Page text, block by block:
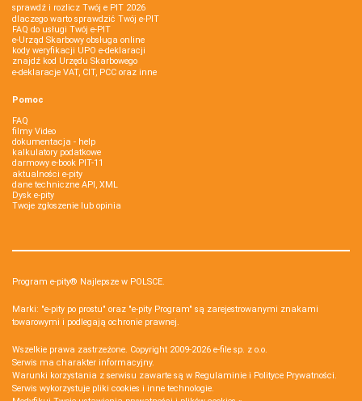
sprawdź i rozlicz Twój e PIT 2026
dlaczego warto sprawdzić Twój e-PIT
FAQ do usługi Twój e-PIT
e-Urząd Skarbowy obsługa online
kody weryfikacji UPO e-deklaracji
znajdź kod Urzędu Skarbowego
e-deklaracje VAT, CIT, PCC oraz inne
Pomoc
FAQ
filmy Video
dokumentacja - help
kalkulatory podatkowe
darmowy e-book PIT-11
aktualności e-pity
dane techniczne API, XML
Dysk e-pity
Twoje zgłoszenie lub opinia
Program e-pity® Najlepsze w POLSCE.
Marki: "e-pity po prostu" oraz "e-pity Program" są zarejestrowanymi znakami
towarowymi i podlegają ochronie prawnej.
Wszelkie prawa zastrzeżone. Copyright 2009-2026 e-file sp. z o.o.
Serwis ma charakter informacyjny.
Warunki korzystania z serwisu zawarte są w Regulaminie i Polityce Prywatności.
Serwis wykorzystuje pliki cookies i inne technologie.